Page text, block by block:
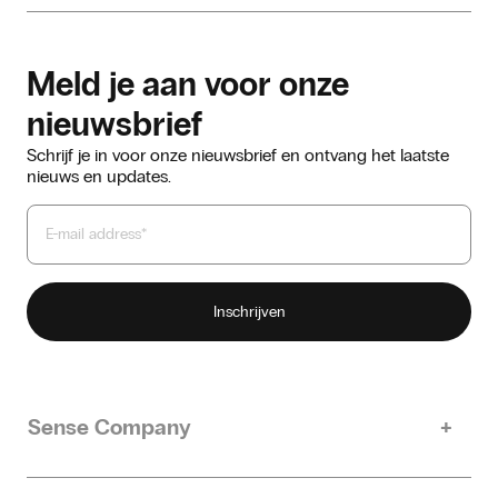
Meld je aan voor onze
nieuwsbrief
Schrijf je in voor onze nieuwsbrief en ontvang het laatste
nieuws en updates.
Sense Company
Ons verhaal